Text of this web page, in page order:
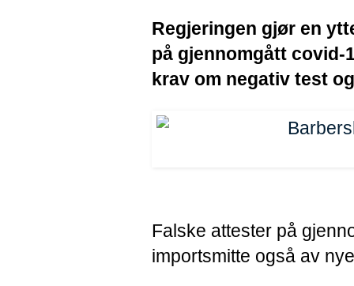
Regjeringen gjør en
på gjennomgått covid-
krav om negativ test
Falske attester på
importsmitte også av